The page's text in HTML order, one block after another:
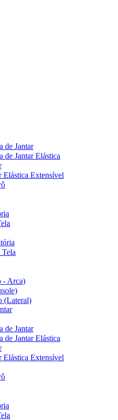
Jantar
Jantar Elástica
Extensível
Arca)
(Lateral)
Jantar
Jantar Elástica
Extensível